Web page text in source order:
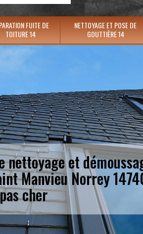
FUITE DE
TOITURE 14
NETTOYAGE ET POSE DE
GOUTTIÈRE 14
nettoyage et
Manvieu Norrey
cher